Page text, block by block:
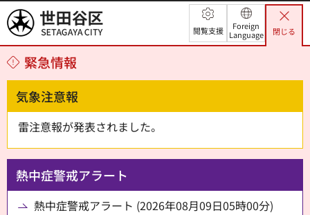
世田谷区 閲覧支援
Foreign
Language
閉じる
緊急情報
気象注意報
雷注意報が発表されました。
熱中症警戒アラート
熱中症警戒アラート (2026年08月09日05時00分)